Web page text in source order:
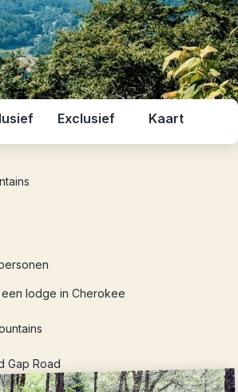
Exclusief Kaart
lodge in Cherokee
Gap Road